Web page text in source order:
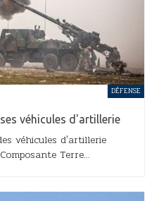
véhicules d'artillerie
véhicules d'artillerie
Terre...
DÉFENSE